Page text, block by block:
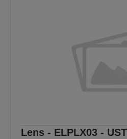
Lens - ELPLX03 -